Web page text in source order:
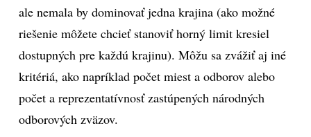
ale nemala by dominovať jedna krajina (ako možné
riešenie môžete chcieť stanoviť horný limit kresiel
dostupných pre každú krajinu). Môžu sa zvážiť aj iné
kritériá, ako napríklad počet miest a odborov alebo
počet a reprezentatívnosť zastúpených národných
odborových zväzov.